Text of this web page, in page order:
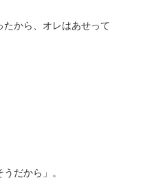
から、オレはあせって
だから」。